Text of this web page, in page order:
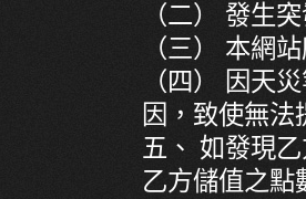
（二） 發生
（三） 本網
（四） 因天
因，致使無
五、 如發現
乙方儲值之點